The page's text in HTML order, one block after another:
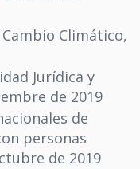
Climático,
Jurídica y
de 2019
de
personas
de 2019